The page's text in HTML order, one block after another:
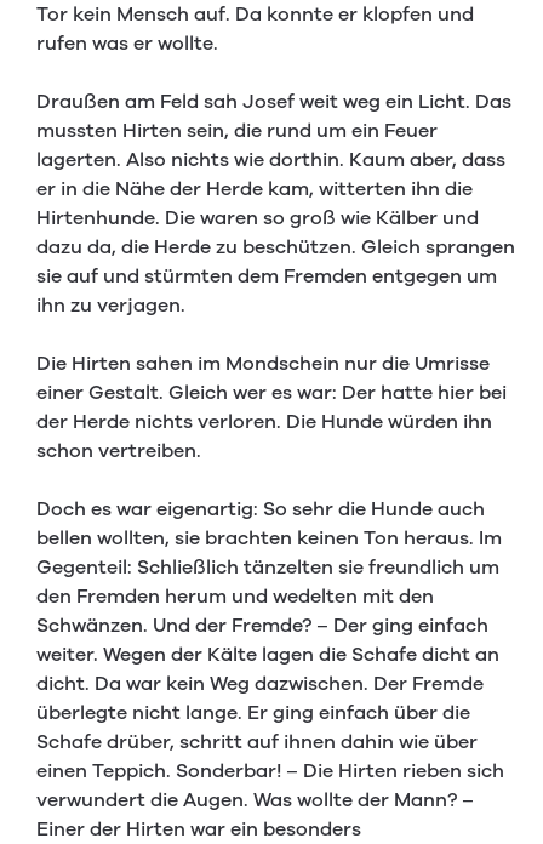
Tor kein Mensch auf. Da konnte er klopfen und
rufen was er wollte.
Draußen am Feld sah Josef weit weg ein Licht. Das
mussten Hirten sein, die rund um ein Feuer
lagerten. Also nichts wie dorthin. Kaum aber, dass
er in die Nähe der Herde kam, witterten ihn die
Hirtenhunde. Die waren so groß wie Kälber und
dazu da, die Herde zu beschützen. Gleich sprangen
sie auf und stürmten dem Fremden entgegen um
ihn zu verjagen.
Die Hirten sahen im Mondschein nur die Umrisse
einer Gestalt. Gleich wer es war: Der hatte hier bei
der Herde nichts verloren. Die Hunde würden ihn
schon vertreiben.
Doch es war eigenartig: So sehr die Hunde auch
bellen wollten, sie brachten keinen Ton heraus. Im
Gegenteil: Schließlich tänzelten sie freundlich um
den Fremden herum und wedelten mit den
Schwänzen. Und der Fremde? – Der ging einfach
weiter. Wegen der Kälte lagen die Schafe dicht an
dicht. Da war kein Weg dazwischen. Der Fremde
überlegte nicht lange. Er ging einfach über die
Schafe drüber, schritt auf ihnen dahin wie über
einen Teppich. Sonderbar! – Die Hirten rieben sich
verwundert die Augen. Was wollte der Mann? –
Einer der Hirten war ein besonders